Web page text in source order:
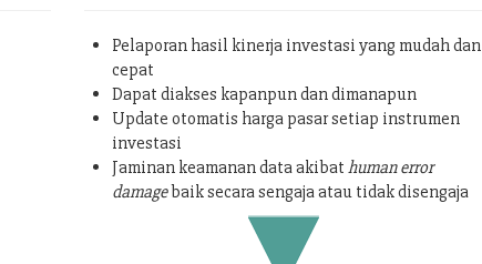
Pelaporan hasil kinerja investasi yang mudah dan
cepat
Dapat diakses kapanpun dan dimanapun
Update otomatis harga pasar setiap instrumen
investasi
Jaminan keamanan data akibat human error
damagebaik secara sengaja atau tidak disengaja